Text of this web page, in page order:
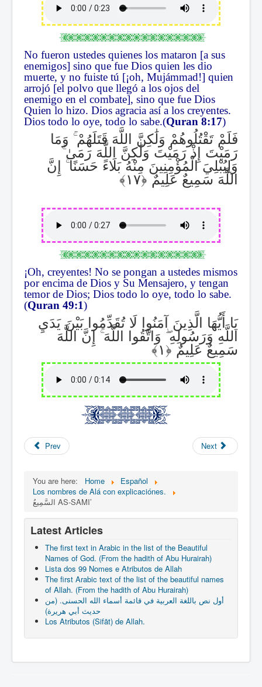
No fueron ustedes quienes los mataron [a sus
enemigos] sino que fue Dios quien les dio
muerte, y no fuiste tú [¡oh, Mujámmad!] quien
arrojó [el polvo que llegó a los ojos del
enemigo en el combate], sino que fue Dios
Quien lo hizo. Dios agracia así a los creyentes.
Dios todo lo oye, todo lo sabe.(Quran 8:17)
فَلَمْ تَقْتُلُوهُمْ وَلَٰكِنَّ اللَّهَ قَتَلَهُمْۚ وَمَا
رَمَيْتَ إِذْ رَمَيْتَ وَلَٰكِنَّ اللَّهَ رَمَىٰۚ
وَلِيُبْلِيَ الْمُؤْمِنِينَ مِنْهُ بَلَاءً حَسَنًاۚ إِنَّ
اللَّهَ سَمِيعٌ عَلِيمٌ
¡Oh, creyentes! No se pongan a ustedes mismos
por encima de Dios y Su Mensajero, y tengan
temor de Dios; Dios todo lo oye, todo lo sabe.
(Quran 49:1)
يَا أَيُّهَا الَّذِينَ آمَنُوا لَا تُقَدِّمُوا بَيْنَ يَدَيِ
اللَّهِ وَرَسُولِهِۖ وَاتَّقُوا اللَّهَۚإِنَّ اللَّهَ
سَمِيعٌ عَلِيمٌ
Prev Next
You are here: Home
Español
Los nombres de Alá con explicaciónes.
السَّمِيعُ AS-SAMI’
Latest Articles
The first text in Arabic in the list of the Beautiful
Names of God. (From the hadith of Abu Hurairah)
Lista dos 99 Nomes e Atributos de Allah
The first Arabic text of the list of the beautiful names
of Allah. (From the hadith of Abu Hurairah)
أول نص باللغة العربية في قائمة أسماء الله الحسنى. (من
حديث أبي هريرة)
Los Atributos (Sifāt) de Allah.